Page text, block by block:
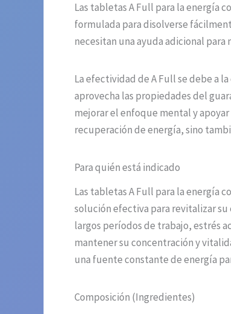
Las tabletas A Full para la energía
formulada para disolverse
necesitan una ayuda adicional
La efectividad de A Full se debe a
aprovecha las propiedades del
mejorar el enfoque mental y
recuperación de energía, sino
Para quién está indicado
Las tabletas A Full para la energía
solución efectiva para revitalizar
largos períodos de trabajo, estrés
mantener su concentración y
una fuente constante de energía
Composición (Ingredientes)